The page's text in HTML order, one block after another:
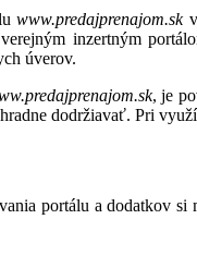
www.predajprenajom.sk
inzertným
úverov.
, je
dodržiavať. Pri
portálu a dodatkov